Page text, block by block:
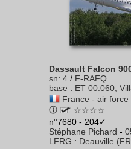
Dassault Falcon
sn: 4 / F-RAFQ
base : ET 00.060,
France - air force
☆☆☆☆
n°7680 - 204✓
Stéphane Pichard -
LFRG : Deauville